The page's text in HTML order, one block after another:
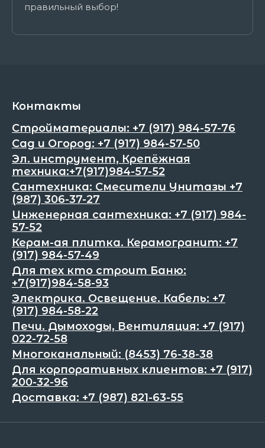
правильный выбор!
Контакты
Стройматериалы: +7 (917) 984-57-76
Сад и Огород: +7 (917) 984-57-50
Эл. инструмент, Крепёжная
техника:+7(917)984-57-52
Сантехника: Смесители Унитазы +7
(987) 306-37-27
Инженерная сантехника: +7 (917) 984-
57-52
Керам-ая плитка. Керамогранит: +7
(917) 984-57-49
Для тех кто строит Баню:
+7(917)984-58-93
Электрика. Освещение. Кабель: +7
(917) 984-58-22
Печи. Дымоходы, Вентиляция: +7 (917)
022-72-58
Многоканальный: (8453) 76-38-38
Для корпоративных клиентов: +7 (917)
200-32-96
Доставка: +7 (987) 821-63-55